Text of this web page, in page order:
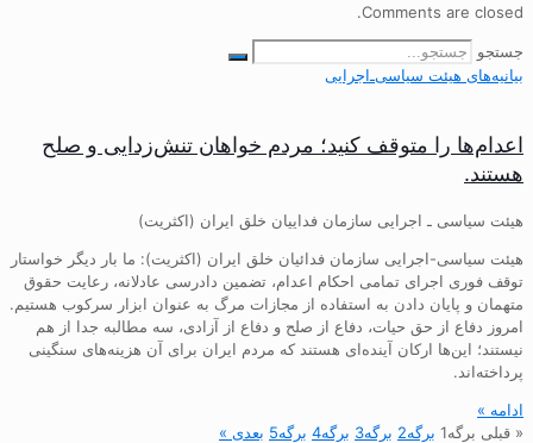
Comments are closed.
جستجو
بیانیه‌های هیئت‌ سیاسی‌ـ‌اجرایی
اعدام‌ها را متوقف کنید؛ مردم خواهان تنش‌زدایی و صلح
هستند.
هیئت سیاسی ـ اجرایی سازمان فداییان خلق ایران (اکثریت)
هیئت سیاسی-اجرایی سازمان فدائیان خلق ایران (اکثریت): ما بار دیگر خواستار
توقف فوری اجرای تمامی احکام اعدام، تضمین دادرسی عادلانه، رعایت حقوق
متهمان و پایان دادن به استفاده از مجازات مرگ به عنوان ابزار سرکوب هستیم.
امروز دفاع از حق حیات، دفاع از صلح و دفاع از آزادی، سه مطالبه جدا از هم
نیستند؛ این‌ها ارکان آینده‌ای هستند که مردم ایران برای آن هزینه‌های سنگینی
پرداخته‌اند.
ادامه »
« قبلی برگه1 برگه2 برگه3 برگه4 برگه5 بعدی »